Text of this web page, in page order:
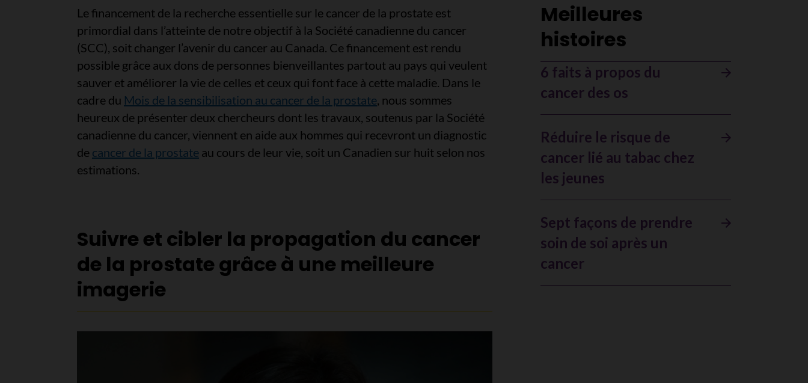
Le financement de la recherche essentielle sur le cancer de la prostate est
primordial dans l’atteinte de notre objectif à la Société canadienne du cancer
(SCC), soit changer l’avenir du cancer au Canada. Ce financement est rendu
possible grâce aux dons de personnes bienveillantes partout au pays qui veulent
sauver et améliorer la vie de celles et ceux qui font face à cette maladie. Dans le
cadre du Mois de la sensibilisation au cancer de la prostate, nous sommes
heureux de présenter deux chercheurs dont les travaux, soutenus par la Société
canadienne du cancer, viennent en aide aux hommes qui recevront un diagnostic
de cancer de la prostateau cours de leur vie, soit un Canadien sur huit selon nos
estimations.
Suivre et cibler la propagation du cancer
de la prostate grâce à une meilleure
imagerie
Meilleures
histoires
6 faits à propos du
cancer des os
Réduire le risque de
cancer lié au tabac chez
les jeunes
Sept façons de prendre
soin de soi après un
cancer